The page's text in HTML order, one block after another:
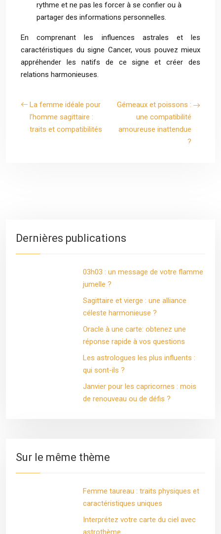
rythme et ne pas les forcer à se confier ou à
partager des informations personnelles.
En comprenant les influences astrales et les
caractéristiques du signe Cancer, vous pouvez mieux
appréhender les natifs de ce signe et créer des
relations harmonieuses.
La femme idéale pour
l’homme sagittaire :
traits et compatibilités
Gémeaux et poissons :
une compatibilité
amoureuse inattendue
?
Dernières publications
03h03 : un message de votre flamme
jumelle ?
Sagittaire et vierge : une alliance
céleste harmonieuse ?
Oracle à une carte: obtenez une
réponse rapide à vos questions
Les astrologues les plus influents :
qui sont-ils ?
Janvier pour les capricornes : mois
de renouveau ou de défis ?
Sur le même thème
Femme taureau : traits physiques et
caractéristiques uniques
Interprétez votre carte du ciel avec
astrothème